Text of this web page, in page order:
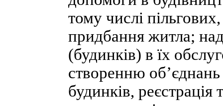
тому числі
придбання житла;
(будинків) в їх
створенню об’єднань
будинків, реєстрація